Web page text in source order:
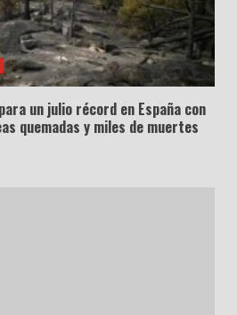
un julio récord en España con
quemadas y miles de muertes